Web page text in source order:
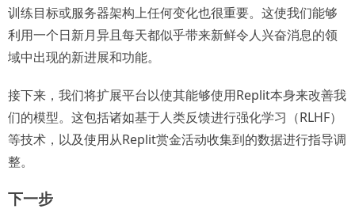
训练目标或服务器架构上任何变化也很重要。这使我们能够
利用一个日新月异且每天都似乎带来新鲜令人兴奋消息的领
域中出现的新进展和功能。
接下来，我们将扩展平台以使其能够使用Replit本身来改善我
们的模型。这包括诸如基于人类反馈进行强化学习（RLHF）
等技术，以及使用从Replit赏金活动收集到的数据进行指导调
整。
下一步